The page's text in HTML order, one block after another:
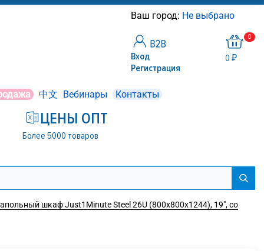
Ваш город: Не выбрано
Вход
Регистрация
0
0 ₽
中文 Вебинары Контакты
ЦЕНЫ ОПТ
Более 5000 товаров
шкаф Just1Minute Steel 26U (800х800х1244), 19", со